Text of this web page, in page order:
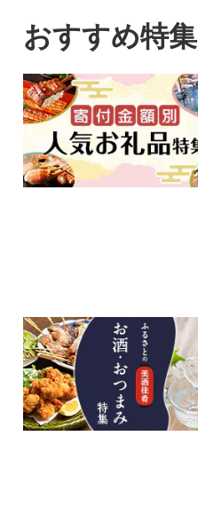
おすすめ特集